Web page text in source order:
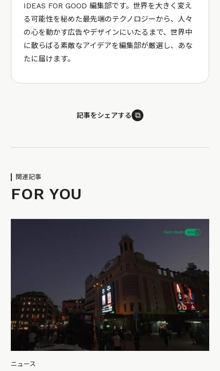
IDEAS FOR GOOD 編集部です。世界を大きく変え
る可能性を秘めた最先端のテクノロジーから、人々
の心を動かす広告やデザインにいたるまで、世界中
に散らばる素敵なアイデアを編集部が厳選し、あな
たに届けます。
記事をシェアする ⧉
関連記事
FOR YOU
ニュース